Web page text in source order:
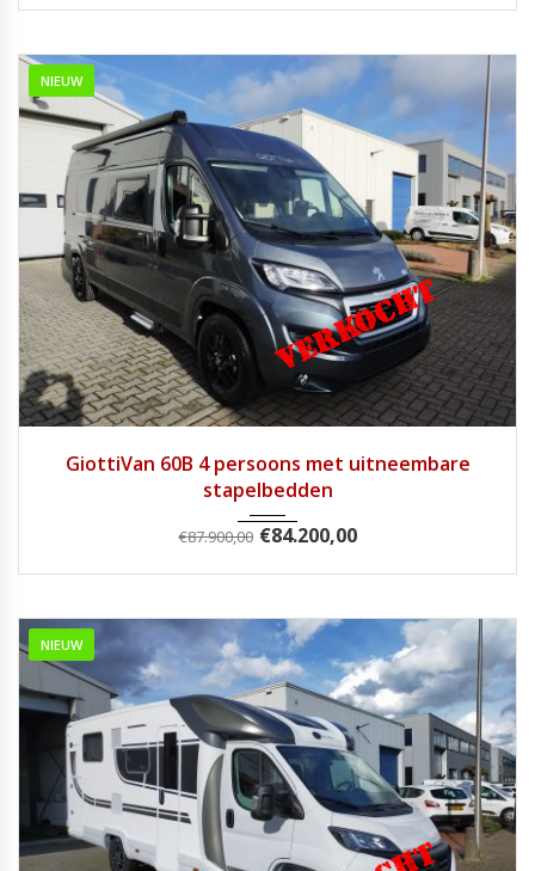
NIEUW
GiottiVan 60B 4 persoons met uitneembare
stapelbedden
€87.900,00 €84.200,00
NIEUW